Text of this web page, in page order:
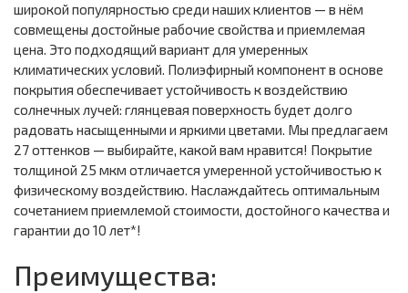
широкой популярностью среди наших клиентов — в нём
совмещены достойные рабочие свойства и приемлемая
цена. Это подходящий вариант для умеренных
климатических условий. Полиэфирный компонент в основе
покрытия обеспечивает устойчивость к воздействию
солнечных лучей: глянцевая поверхность будет долго
радовать насыщенными и яркими цветами. Мы предлагаем
27 оттенков — выбирайте, какой вам нравится! Покрытие
толщиной 25 мкм отличается умеренной устойчивостью к
физическому воздействию. Наслаждайтесь оптимальным
сочетанием приемлемой стоимости, достойного качества и
гарантии до 10 лет*!
Преимущества: